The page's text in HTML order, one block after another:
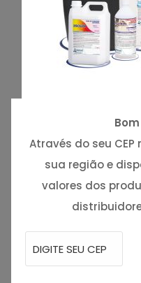
Através do seu
sua região e
valores dos